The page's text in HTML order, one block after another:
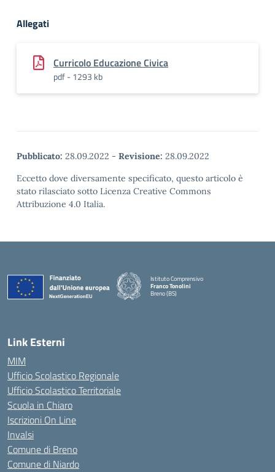
Allegati
Curricolo Educazione Civica
pdf - 1293 kb
Pubblicato: 28.09.2022 - Revisione: 28.09.2022
Eccetto dove diversamente specificato, questo articolo è
stato rilasciato sotto Licenza Creative Commons
Attribuzione 4.0 Italia.
Istituto Comprensivo
Franco Tonolini
Breno (BS)
Link Esterni
MIM
Ufficio Scolastico Regionale
Ufficio Scolastico Territoriale
Scuola in Chiaro
Iscrizioni On Line
Invalsi
Comune di Breno
Comune di Niardo